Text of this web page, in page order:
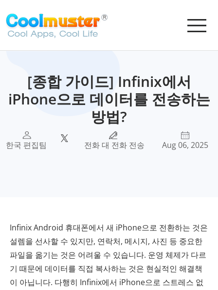
[종합 가이드] Infinix에서
iPhone으로 데이터를 전송하는
방법?
한국 편집팀 전화 대 전화 전송 Aug 06, 2025
Infinix Android 휴대폰에서 새 iPhone으로 전환하는 것은
설렘을 선사할 수 있지만, 연락처, 메시지, 사진 등 중요한
파일을 옮기는 것은 어려울 수 있습니다. 운영 체제가 다르
기 때문에 데이터를 직접 복사하는 것은 현실적인 해결책
이 아닙니다. 다행히 Infinix에서 iPhone으로 스트레스 없